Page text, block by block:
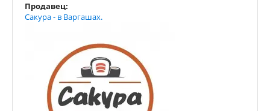
Продавец:
Сакура - в Варгашах.